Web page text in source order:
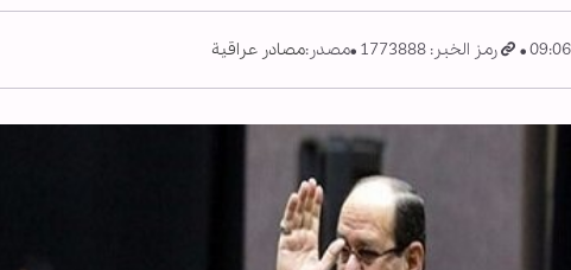
رمز الخبر: 1773888 مصدر:مصادر عراقية